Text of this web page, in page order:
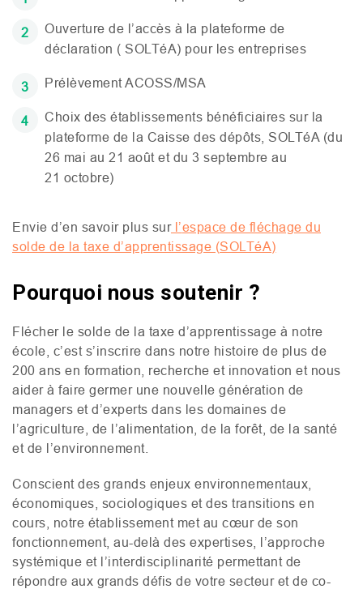
Ouverture de l’accès à la plateforme de
déclaration ( SOLTéA) pour les entreprises
Prélèvement ACOSS/MSA
Choix des établissements bénéficiaires sur la
plateforme de la Caisse des dépôts, SOLTéA (du
26 mai au 21 août et du 3 septembre au
21 octobre)
Envie d’en savoir plus surl’espace de fléchage du
solde de la taxe d’apprentissage (SOLTéA)
Pourquoi nous soutenir ?
Flécher le solde de la taxe d’apprentissage à notre
école, c’est s’inscrire dans notre histoire de plus de
200 ans en formation, recherche et innovation et nous
aider à faire germer une nouvelle génération de
managers et d’experts dans les domaines de
l’agriculture, de l’alimentation, de la forêt, de la santé
et de l’environnement.
Conscient des grands enjeux environnementaux,
économiques, sociologiques et des transitions en
cours, notre établissement met au cœur de son
fonctionnement, au-delà des expertises, l’approche
systémique et l’interdisciplinarité permettant de
répondre aux grands défis de votre secteur et de co-